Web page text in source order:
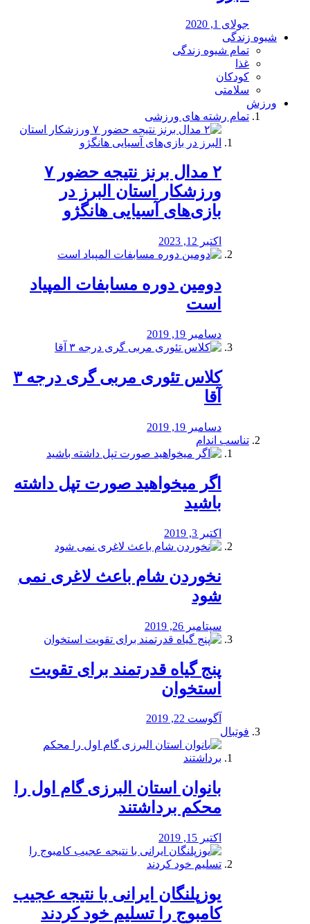
جولای 1, 2020
شیوه زندگی
تمام شیوه زندگی
غذا
کودکان
سلامتی
ورزش
تمام رشته های ورزشی
۲ مدال برنز نتیجه حضور ۷
ورزشکار استان البرز در
بازی‌های آسیایی هانگژو
اکتبر 12, 2023
دومین دوره مسابفات المپیاد
است
دسامبر 19, 2019
کلاس تئوری مربی گری درجه ۳
آقا
دسامبر 19, 2019
تناسب اندام
اگر میخواهید صورت تپل داشته
باشید
اکتبر 3, 2019
نخوردن شام باعث لاغری نمی
‌شود
سپتامبر 26, 2019
پنج گیاه قدرتمند برای تقویت
استخوان
آگوست 22, 2019
فوتبال
بانوان استان البرزی گام اول را
محكم برداشتند
اکتبر 15, 2019
یوزپلنگان ایرانی با نتیجه عجیب
کامبوج را تسلیم خود کردند